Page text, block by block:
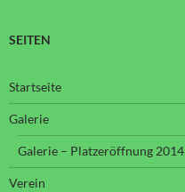
SEITEN
Startseite
Galerie
Galerie – Platzeröffnung 2014
Verein